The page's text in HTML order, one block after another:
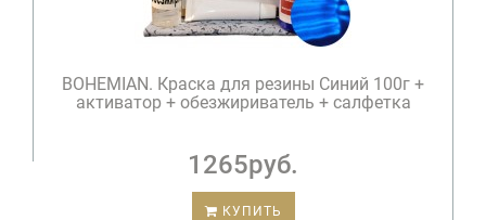
BOHEMIAN. Краска для резины Синий 100г +
активатор + обезжириватель + салфетка
1265руб.
КУПИТЬ